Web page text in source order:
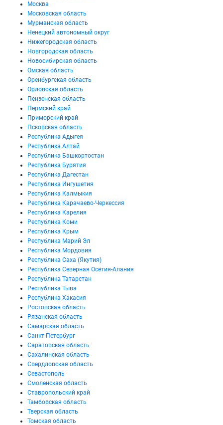
Москва
Московская область
Мурманская область
Ненецкий автономный округ
Нижегородская область
Новгородская область
Новосибирская область
Омская область
Оренбургская область
Орловская область
Пензенская область
Пермский край
Приморский край
Псковская область
Республика Адыгея
Республика Алтай
Республика Башкортостан
Республика Бурятия
Республика Дагестан
Республика Ингушетия
Республика Калмыкия
Республика Карачаево-Черкессия
Республика Карелия
Республика Коми
Республика Крым
Республика Марий Эл
Республика Мордовия
Республика Саха (Якутия)
Республика Северная Осетия-Алания
Республика Татарстан
Республика Тыва
Республика Хакасия
Ростовская область
Рязанская область
Самарская область
Санкт-Петербург
Саратовская область
Сахалинская область
Свердловская область
Севастополь
Смоленская область
Ставропольский край
Тамбовская область
Тверская область
Томская область